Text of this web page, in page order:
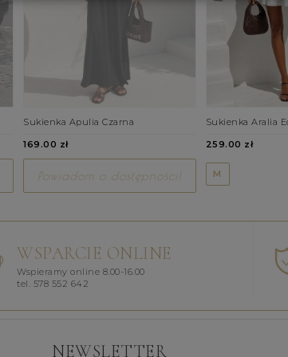
Sukienka Apulia Czarna
169.00 zł
Powiadom o dostępności!
Sukienka Aralia
259.00 zł
M
WSPARCIE ONLINE
Wspieramy online 8.00-16.00
tel. 578 552 642
NEWSLETTER